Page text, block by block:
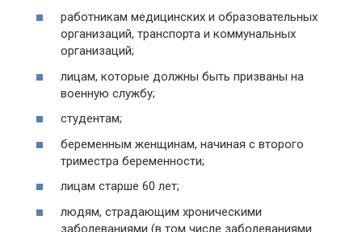
работникам медицинских и образовательных
организаций, транспорта и коммунальных
организаций;
лицам, которые должны быть призваны на
военную службу;
студентам;
беременным женщинам, начиная с второго
триместра беременности;
лицам старше 60 лет;
людям, страдающим хроническими
заболеваниями (в том числе заболеваниями